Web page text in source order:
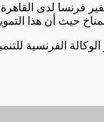
فرنسا لدى
حيث أن هذا
الوكالة الفرنسية